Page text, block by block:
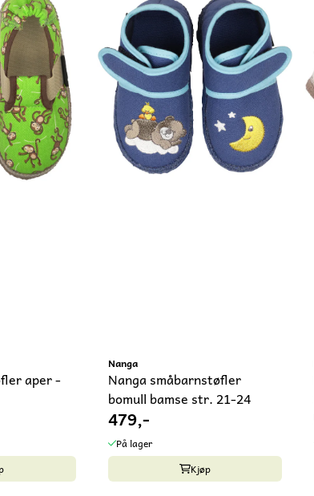
aper -
Nanga
Nanga småbarnstøfler
bomull bamse str. 21-24
479,-
På lager
Kjøp